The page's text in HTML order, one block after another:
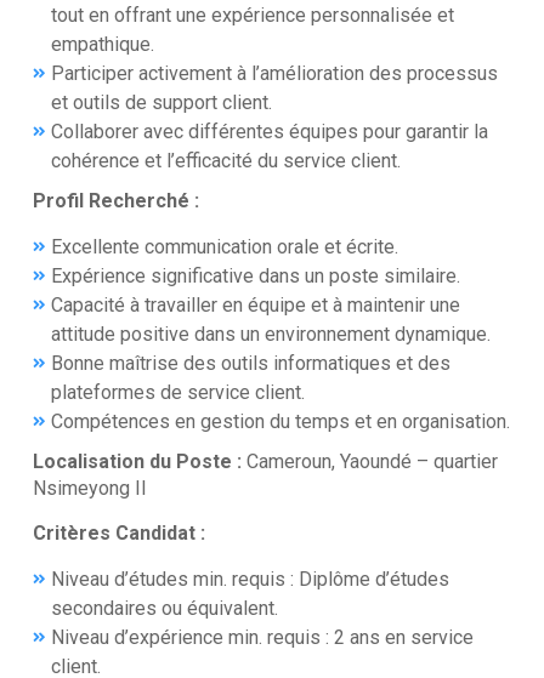
tout en offrant une expérience personnalisée et
empathique.
Participer activement à l’amélioration des processus
et outils de support client.
Collaborer avec différentes équipes pour garantir la
cohérence et l’efficacité du service client.
Profil Recherché :
Excellente communication orale et écrite.
Expérience significative dans un poste similaire.
Capacité à travailler en équipe et à maintenir une
attitude positive dans un environnement dynamique.
Bonne maîtrise des outils informatiques et des
plateformes de service client.
Compétences en gestion du temps et en organisation.
Localisation du Poste : Cameroun, Yaoundé – quartier
Nsimeyong II
Critères Candidat :
Niveau d’études min. requis : Diplôme d’études
secondaires ou équivalent.
Niveau d’expérience min. requis : 2 ans en service
client.